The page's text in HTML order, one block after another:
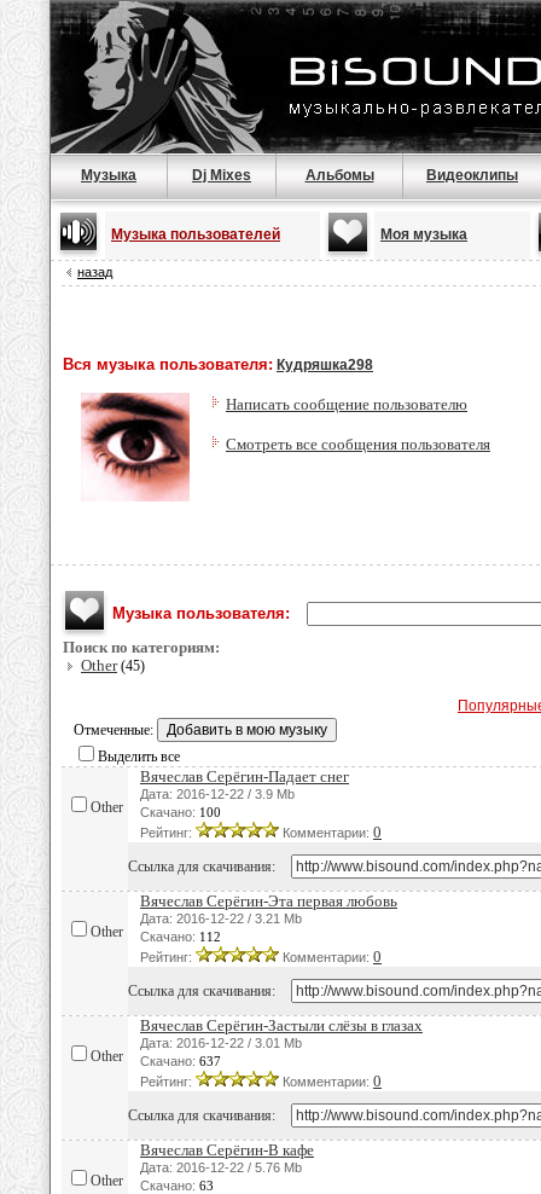
Музыка Dj Mixes Альбомы Видеоклипы
Музыка пользователей Моя музыка
назад
Вся музыка пользователя: Кудряшка298
Написать сообщение пользователю
Смотреть все сообщения пользователя
Музыка пользователя:
Поиск по категориям:
Other(45)
Отмеченные:
Выделить все
Other
Вячеслав Серёгин-Падает снег
Дата: 2016-12-22 / 3.9 Mb
Скачано: 100
Рейтинг:
Комментарии: 0
Ссылка для скачивания:
Other
Вячеслав Серёгин-Эта первая любовь
Дата: 2016-12-22 / 3.21 Mb
Скачано: 112
Рейтинг:
Комментарии: 0
Ссылка для скачивания:
Other
Вячеслав Серёгин-Застыли слёзы в глазах
Дата: 2016-12-22 / 3.01 Mb
Скачано: 637
Рейтинг:
Комментарии: 0
Ссылка для скачивания:
Other
Вячеслав Серёгин-В кафе
Дата: 2016-12-22 / 5.76 Mb
Скачано: 63